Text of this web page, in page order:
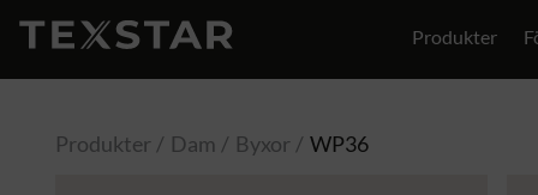
Produkter
Produkter Dam Byxor WP36